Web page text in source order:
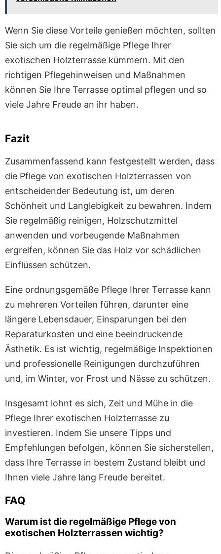
Wenn Sie diese Vorteile genießen möchten, sollten
Sie sich um die regelmäßige Pflege Ihrer
exotischen Holzterrasse kümmern. Mit den
richtigen Pflegehinweisen und Maßnahmen
können Sie Ihre Terrasse optimal pflegen und so
viele Jahre Freude an ihr haben.
Fazit
Zusammenfassend kann festgestellt werden, dass
die Pflege von exotischen Holzterrassen von
entscheidender Bedeutung ist, um deren
Schönheit und Langlebigkeit zu bewahren. Indem
Sie regelmäßig reinigen, Holzschutzmittel
anwenden und vorbeugende Maßnahmen
ergreifen, können Sie das Holz vor schädlichen
Einflüssen schützen.
Eine ordnungsgemäße Pflege Ihrer Terrasse kann
zu mehreren Vorteilen führen, darunter eine
längere Lebensdauer, Einsparungen bei den
Reparaturkosten und eine beeindruckende
Ästhetik. Es ist wichtig, regelmäßige Inspektionen
und professionelle Reinigungen durchzuführen
und, im Winter, vor Frost und Nässe zu schützen.
Insgesamt lohnt es sich, Zeit und Mühe in die
Pflege Ihrer exotischen Holzterrasse zu
investieren. Indem Sie unsere Tipps und
Empfehlungen befolgen, können Sie sicherstellen,
dass Ihre Terrasse in bestem Zustand bleibt und
Ihnen viele Jahre lang Freude bereitet.
FAQ
Warum ist die regelmäßige Pflege von
exotischen Holzterrassen wichtig?